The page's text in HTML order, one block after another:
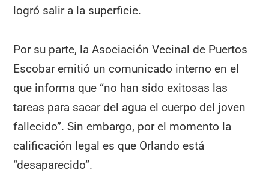
logró salir a la superficie.
Por su parte, la Asociación Vecinal de Puertos
Escobar emitió un comunicado interno en el
que informa que “no han sido exitosas las
tareas para sacar del agua el cuerpo del joven
fallecido”. Sin embargo, por el momento la
calificación legal es que Orlando está
“desaparecido”.